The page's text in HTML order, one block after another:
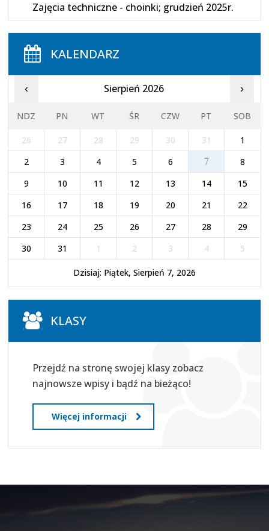
Zajęcia techniczne - choinki; grudzień 2025r.
KALENDARZ
‹ Sierpień 2026 ›
NDZ PN WT ŚR CZW PT SOB
26 27 28 29 30 31
1
2
3 4 5 6 7
8
9
10 11 12 13 14
15
16
17 18 19 20 21
22
23
24 25 26 27 28
29
30
31 1 2 3 4 5
Dzisiaj: Piątek, Sierpień 7, 2026
KLASY
Przejdź na stronę swojej klasy zobacz
najnowsze wpisy i bądź na bieżąco!
Więcej informacji